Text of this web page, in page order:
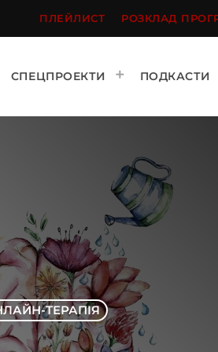
ПЛЕЙЛИСТ РОЗКЛАД
СПЕЦПРОЕКТИ ПОДКАСТИ
ТЕРАПІЯ